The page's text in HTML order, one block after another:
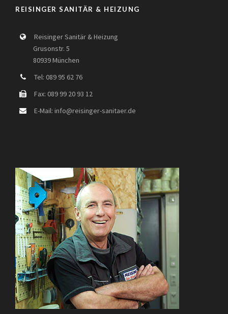
REISINGER SANITÄR & HEIZUNG
Reisinger Sanitär & Heizung
Grusonstr. 5
80939 München
Tel: 089 95 62 76
Fax: 089 99 20 93 12
E-Mail: info@reisinger-sanitaer.de